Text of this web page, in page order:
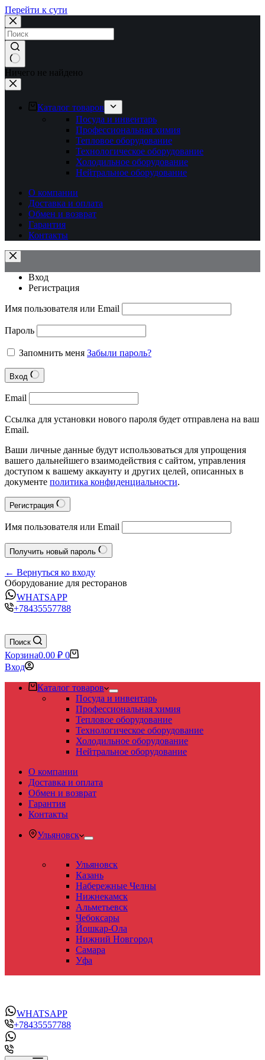
Перейти к сути
Ничего не найдено
Каталог товаров
Посуда и инвентарь
Профессиональная химия
Тепловое оборудование
Технологическое оборудование
Холодильное оборудование
Нейтральное оборудование
О компании
Доставка и оплата
Обмен и возврат
Гарантия
Контакты
Вход
Регистрация
Имя пользователя или Email
Пароль
Запомнить меня Забыли пароль?
Вход
Email
Ссылка для установки нового пароля будет отправлена на ваш
Email.
Ваши личные данные будут использоваться для упрощения
вашего дальнейшего взаимодействия с сайтом, управления
доступом к вашему аккаунту и других целей, описанных в
документе политика конфиденциальности.
Регистрация
Имя пользователя или Email
Получить новый пароль
← Вернуться ко входу
Оборудование для ресторанов
WHATSAPP
+78435557788
Поиск
Корзина0.00 ₽ 0
Вход
Каталог товаров
Посуда и инвентарь
Профессиональная химия
Тепловое оборудование
Технологическое оборудование
Холодильное оборудование
Нейтральное оборудование
О компании
Доставка и оплата
Обмен и возврат
Гарантия
Контакты
Ульяновск
Ульяновск
Казань
Набережные Челны
Нижнекамск
Альметьевск
Чебоксары
Йошкар-Ола
Нижний Новгород
Самара
Уфа
WHATSAPP
+78435557788